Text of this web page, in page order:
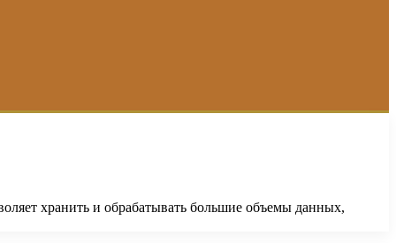
хранить и обрабатывать большие объемы данных,